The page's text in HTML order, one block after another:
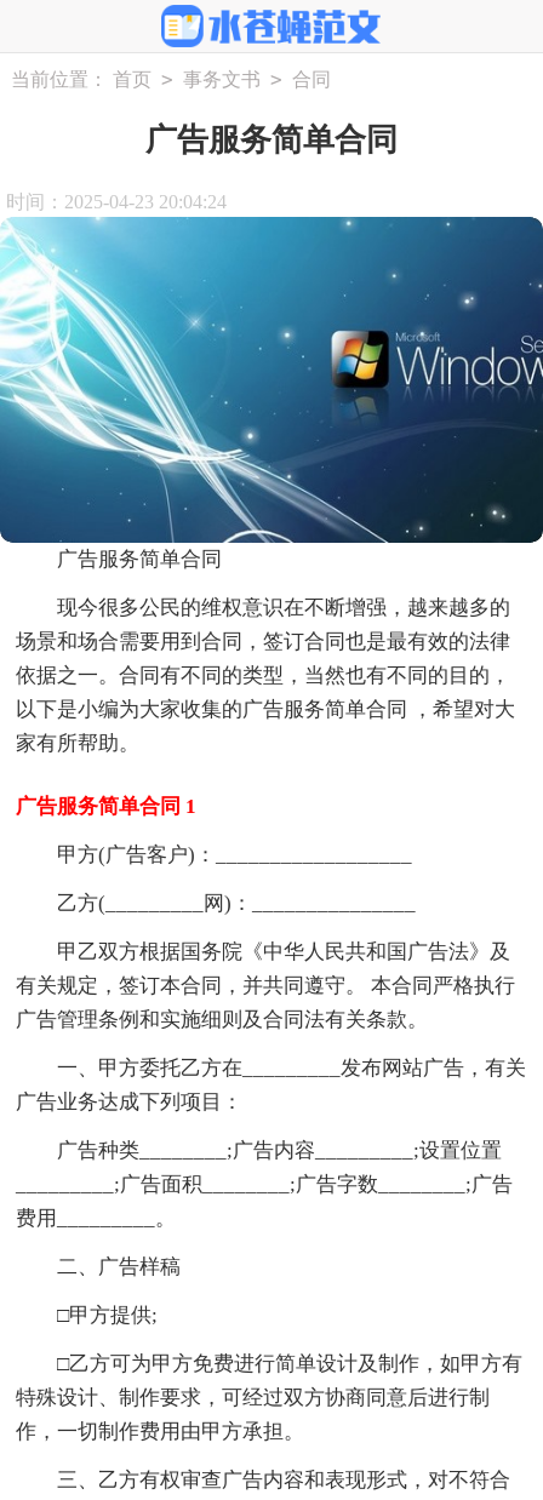
当前位置： 首页 > 事务文书 > 合同
广告服务简单合同
时间：2025-04-23 20:04:24
广告服务简单合同
现今很多公民的维权意识在不断增强，越来越多的
场景和场合需要用到合同，签订合同也是最有效的法律
依据之一。合同有不同的类型，当然也有不同的目的，
以下是小编为大家收集的广告服务简单合同 ，希望对大
家有所帮助。
广告服务简单合同 1
甲方(广告客户)：__________________
乙方(_________网)：_______________
甲乙双方根据国务院《中华人民共和国广告法》及
有关规定，签订本合同，并共同遵守。 本合同严格执行
广告管理条例和实施细则及合同法有关条款。
一、甲方委托乙方在_________发布网站广告，有关
广告业务达成下列项目：
广告种类________;广告内容_________;设置位置
_________;广告面积________;广告字数________;广告
费用_________。
二、广告样稿
□甲方提供;
□乙方可为甲方免费进行简单设计及制作，如甲方有
特殊设计、制作要求，可经过双方协商同意后进行制
作，一切制作费用由甲方承担。
三、乙方有权审查广告内容和表现形式，对不符合